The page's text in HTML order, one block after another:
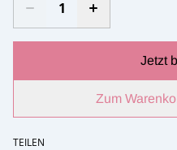
Jetzt
Zum
TEILEN